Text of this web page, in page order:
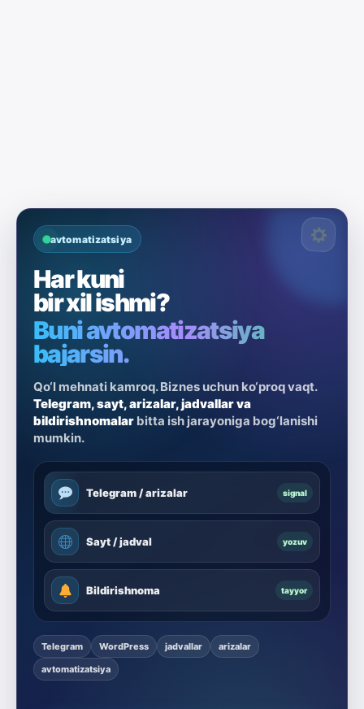
avtomatizatsiya
Har kuni
bir xil ishmi?
Buni avtomatizatsiya
bajarsin.
Qo‘l mehnati kamroq. Biznes uchun ko‘proq vaqt.
Telegram, sayt, arizalar, jadvallar va
bildirishnomalar bitta ish jarayoniga bog‘lanishi
mumkin.
Telegram / arizalar signal
Sayt / jadval yozuv
Bildirishnoma tayyor
Telegram WordPress jadvallar
arizalar
avtomatizatsiya